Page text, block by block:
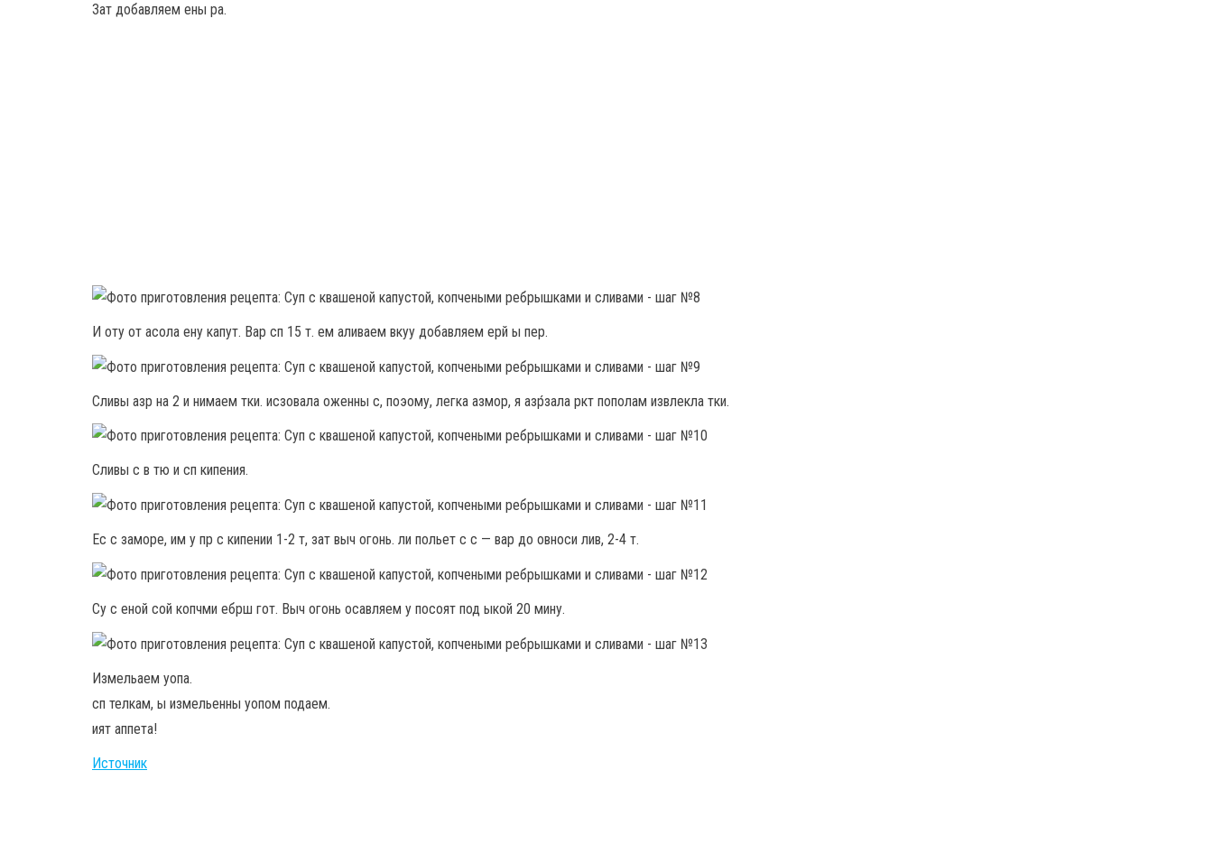
Зат добавляем ены ра.
И оту от асола ену капут. Вар сп 15 т. ем аливаем вкуу добавляем ерй ы пер.
Сливы азр на 2 и нимаем тки. исзовала оженны с, поэому, легка азмор, я азр́зала ркт пополам извлекла тки.
Сливы с в тю и сп кипения.
Ес с заморе, им у пр с кипении 1-2 т, зат выч огонь. ли польет с с — вар до овноси лив, 2-4 т.
Су с еной сой копчми ебрш гот. Выч огонь осавляем у посоят под ыкой 20 мину.
Измельаем уопа.
сп телкам, ы измельенны уопом подаем.
ият аппета!
Источник